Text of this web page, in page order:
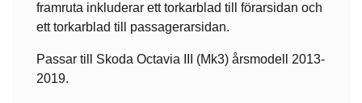
framruta inkluderar ett torkarblad till förarsidan och
ett torkarblad till passagerarsidan.
Passar till Skoda Octavia III (Mk3) årsmodell 2013-
2019.